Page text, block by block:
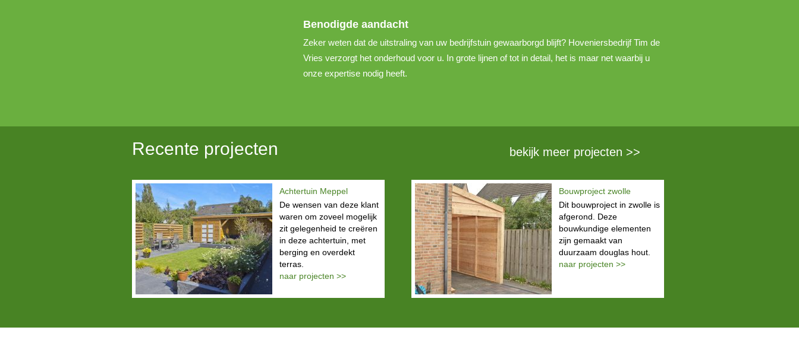
Benodigde aandacht
Zeker weten dat de uitstraling van uw bedrijfstuin gewaarborgd blijft? Hoveniersbedrijf Tim de
Vries verzorgt het onderhoud voor u. In grote lijnen of tot in detail, het is maar net waarbij u
onze expertise nodig heeft.
Recente projecten bekijk meer projecten >>
Achtertuin Meppel
De wensen van deze klant
waren om zoveel mogelijk
zit gelegenheid te creëren
in deze achtertuin, met
berging en overdekt
terras.
naar projecten >>
Bouwproject zwolle
Dit bouwproject in zwolle is
afgerond. Deze
bouwkundige elementen
zijn gemaakt van
duurzaam douglas hout.
naar projecten >>